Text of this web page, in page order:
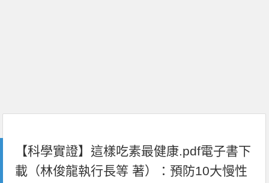
【科學實證】這樣吃素最健康.pdf電子書下
載（林俊龍執行長等 著）：預防10大慢性